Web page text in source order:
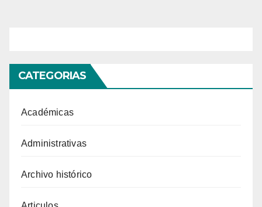
CATEGORIAS
Académicas
Administrativas
Archivo histórico